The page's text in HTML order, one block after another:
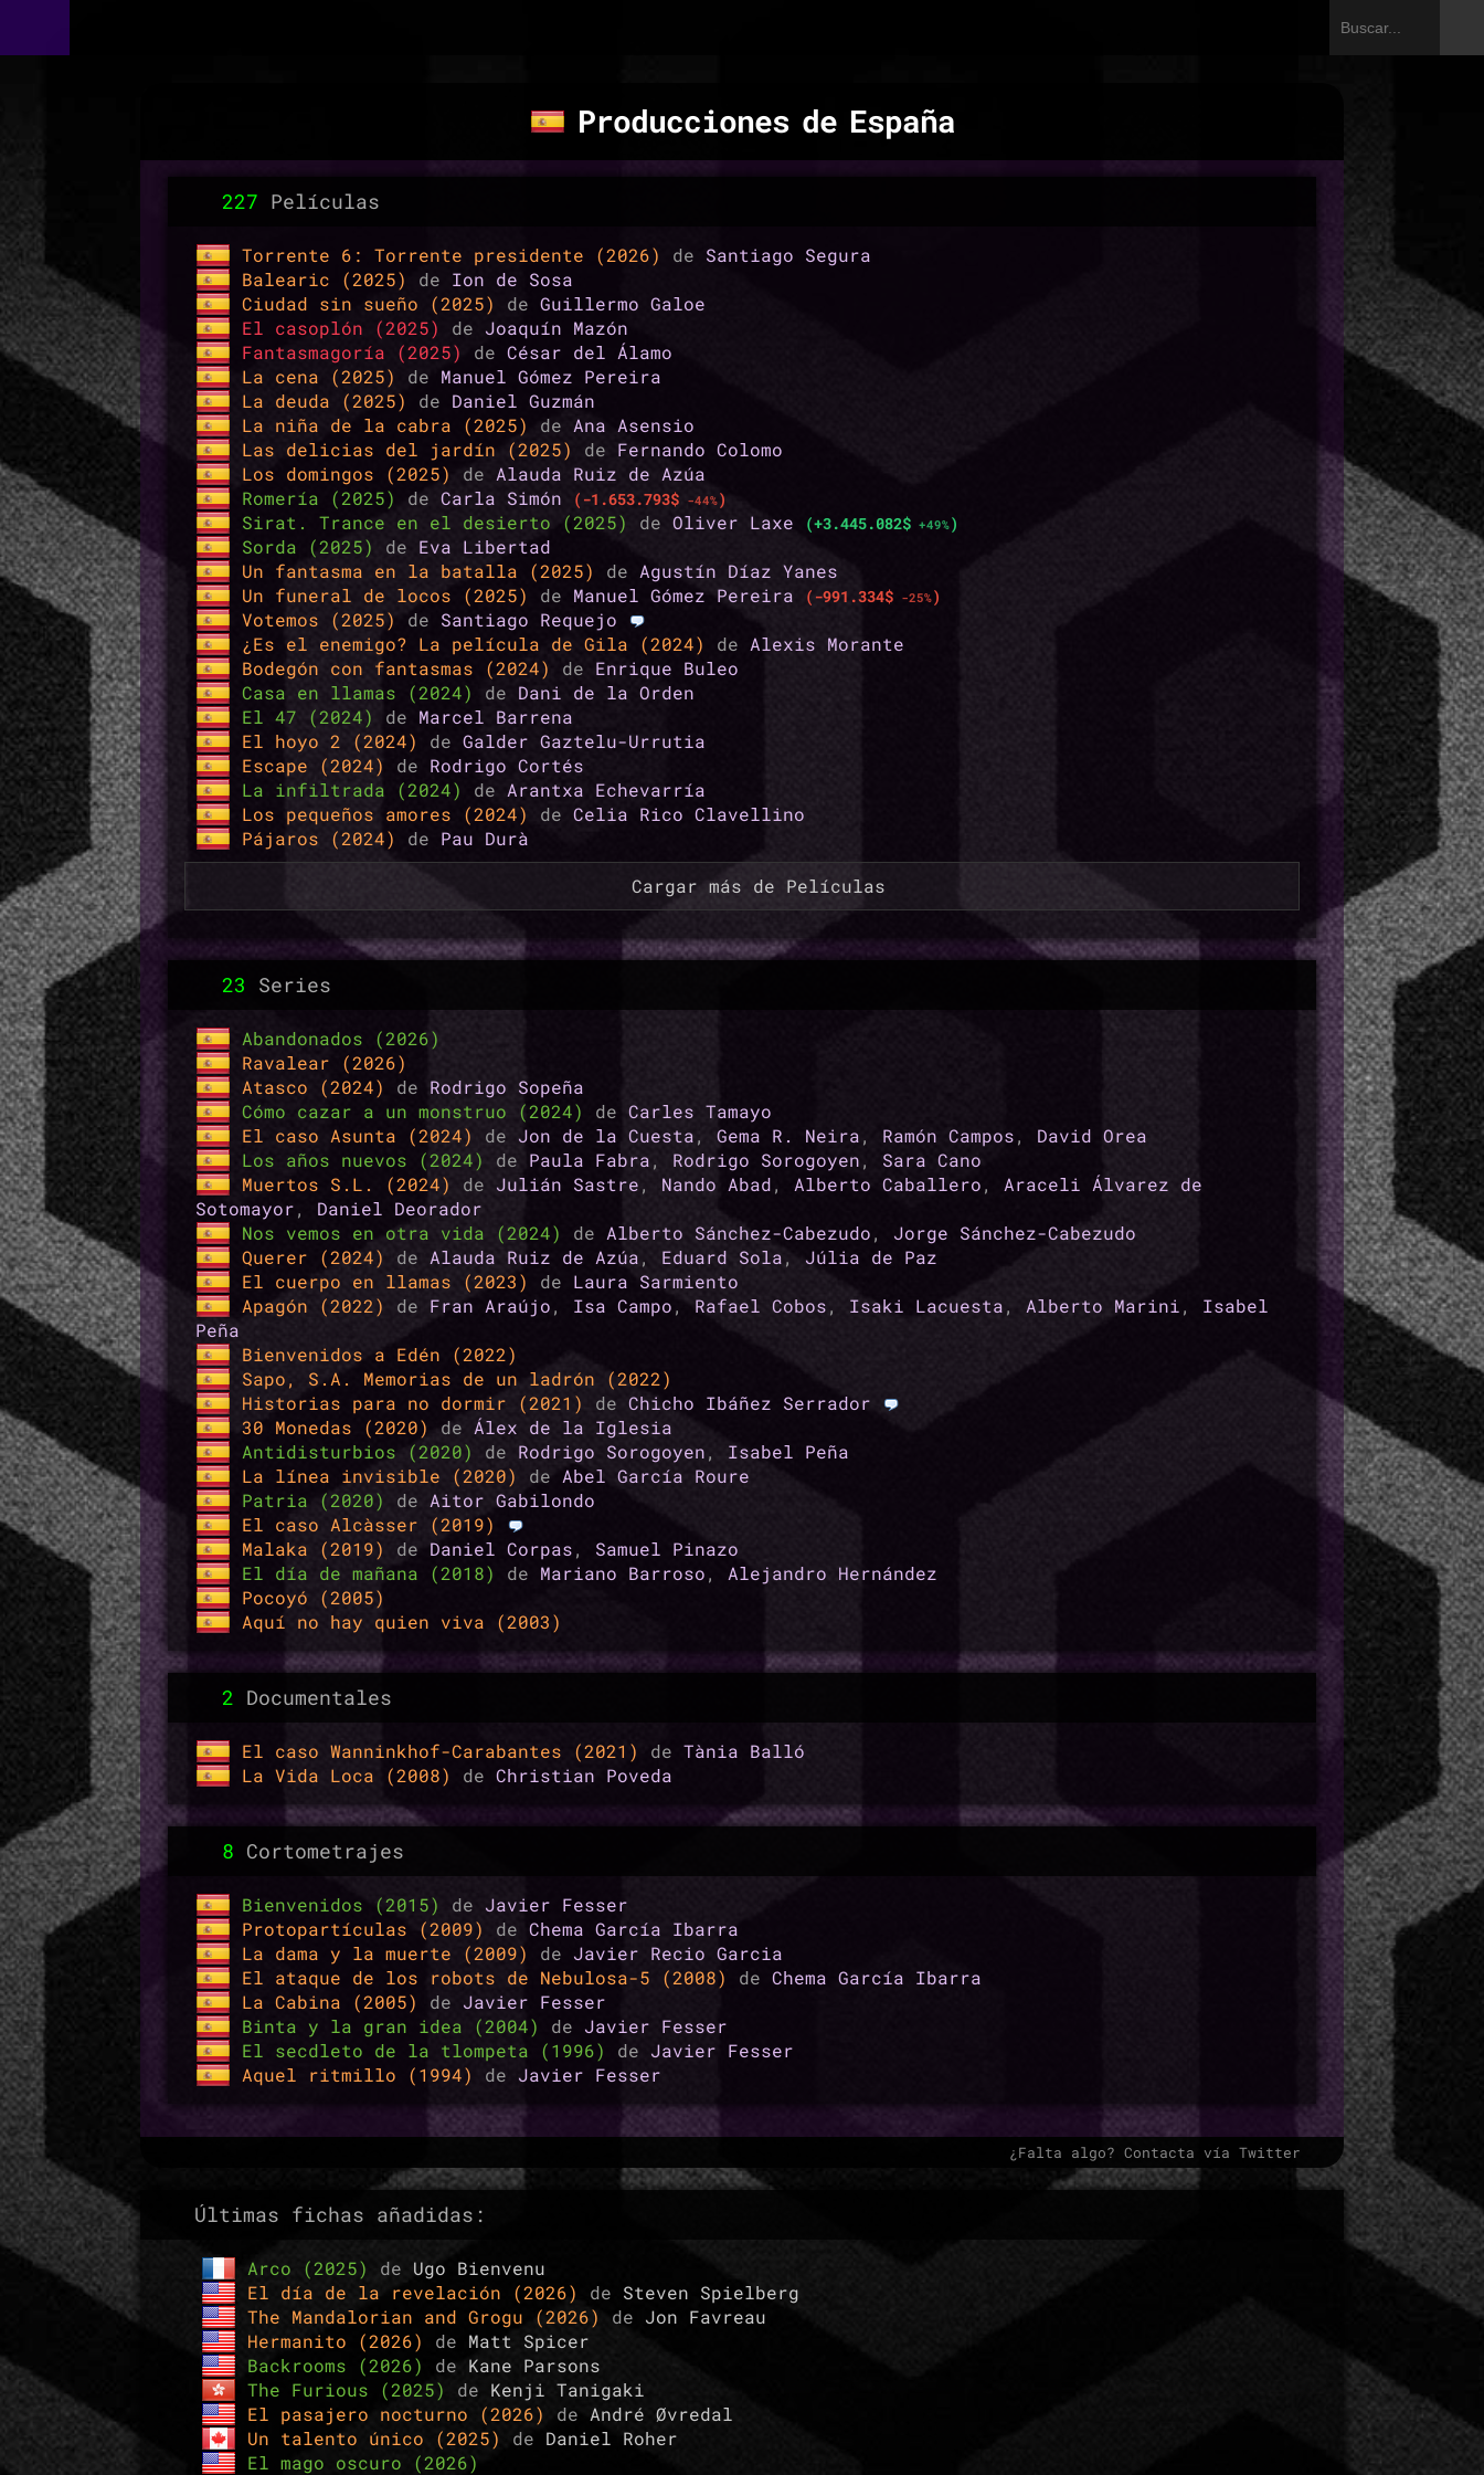
Producciones de España
227 Películas
Torrente 6: Torrente presidente (2026) de Santiago Segura
Balearic (2025) de Ion de Sosa
Ciudad sin sueño (2025) de Guillermo Galoe
El casoplón (2025) de Joaquín Mazón
Fantasmagoría (2025) de César del Álamo
La cena (2025) de Manuel Gómez Pereira
La deuda (2025) de Daniel Guzmán
La niña de la cabra (2025) de Ana Asensio
Las delicias del jardín (2025) de Fernando Colomo
Los domingos (2025) de Alauda Ruiz de Azúa
Romería (2025) de Carla Simón (-1.653.793$ -44%)
Sirat. Trance en el desierto (2025) de Oliver Laxe (+3.445.082$ +49%)
Sorda (2025) de Eva Libertad
Un fantasma en la batalla (2025) de Agustín Díaz Yanes
Un funeral de locos (2025) de Manuel Gómez Pereira (-991.334$ -25%)
Votemos (2025) de Santiago Requejo
¿Es el enemigo? La película de Gila (2024) de Alexis Morante
Bodegón con fantasmas (2024) de Enrique Buleo
Casa en llamas (2024) de Dani de la Orden
El 47 (2024) de Marcel Barrena
El hoyo 2 (2024) de Galder Gaztelu-Urrutia
Escape (2024) de Rodrigo Cortés
La infiltrada (2024) de Arantxa Echevarría
Los pequeños amores (2024) de Celia Rico Clavellino
Pájaros (2024) de Pau Durà
Cargar más de Películas
23 Series
Abandonados (2026)
Ravalear (2026)
Atasco (2024) de Rodrigo Sopeña
Cómo cazar a un monstruo (2024) de Carles Tamayo
El caso Asunta (2024) de Jon de la Cuesta, Gema R. Neira, Ramón Campos, David Orea
Los años nuevos (2024) de Paula Fabra, Rodrigo Sorogoyen, Sara Cano
Muertos S.L. (2024) de Julián Sastre, Nando Abad, Alberto Caballero, Araceli Álvarez de
Sotomayor, Daniel Deorador
Nos vemos en otra vida (2024) de Alberto Sánchez-Cabezudo, Jorge Sánchez-Cabezudo
Querer (2024) de Alauda Ruiz de Azúa, Eduard Sola, Júlia de Paz
El cuerpo en llamas (2023) de Laura Sarmiento
Apagón (2022) de Fran Araújo, Isa Campo, Rafael Cobos, Isaki Lacuesta, Alberto Marini, Isabel
Peña
Bienvenidos a Edén (2022)
Sapo, S.A. Memorias de un ladrón (2022)
Historias para no dormir (2021) de Chicho Ibáñez Serrador
30 Monedas (2020) de Álex de la Iglesia
Antidisturbios (2020) de Rodrigo Sorogoyen, Isabel Peña
La línea invisible (2020) de Abel García Roure
Patria (2020) de Aitor Gabilondo
El caso Alcàsser (2019)
Malaka (2019) de Daniel Corpas, Samuel Pinazo
El día de mañana (2018) de Mariano Barroso, Alejandro Hernández
Pocoyó (2005)
Aquí no hay quien viva (2003)
2 Documentales
El caso Wanninkhof-Carabantes (2021) de Tània Balló
La Vida Loca (2008) de Christian Poveda
8 Cortometrajes
Bienvenidos (2015) de Javier Fesser
Protopartículas (2009) de Chema García Ibarra
La dama y la muerte (2009) de Javier Recio Garcia
El ataque de los robots de Nebulosa-5 (2008) de Chema García Ibarra
La Cabina (2005) de Javier Fesser
Binta y la gran idea (2004) de Javier Fesser
El secdleto de la tlompeta (1996) de Javier Fesser
Aquel ritmillo (1994) de Javier Fesser
¿Falta algo? Contacta vía Twitter
Últimas fichas añadidas:
Arco (2025) de Ugo Bienvenu
El día de la revelación (2026) de Steven Spielberg
The Mandalorian and Grogu (2026) de Jon Favreau
Hermanito (2026) de Matt Spicer
Backrooms (2026) de Kane Parsons
The Furious (2025) de Kenji Tanigaki
El pasajero nocturno (2026) de André Øvredal
Un talento único (2025) de Daniel Roher
El mago oscuro (2026)